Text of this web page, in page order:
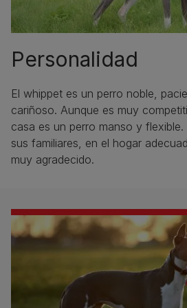
Personalidad
El whippet es un perro noble,
cariñoso. Aunque es muy
casa es un perro manso y
sus familiares, en el hogar
muy agradecido.